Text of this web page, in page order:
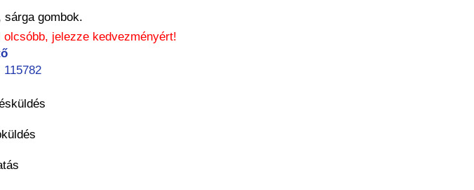
gombok.
olcsóbb, jelezze kedvezményért!